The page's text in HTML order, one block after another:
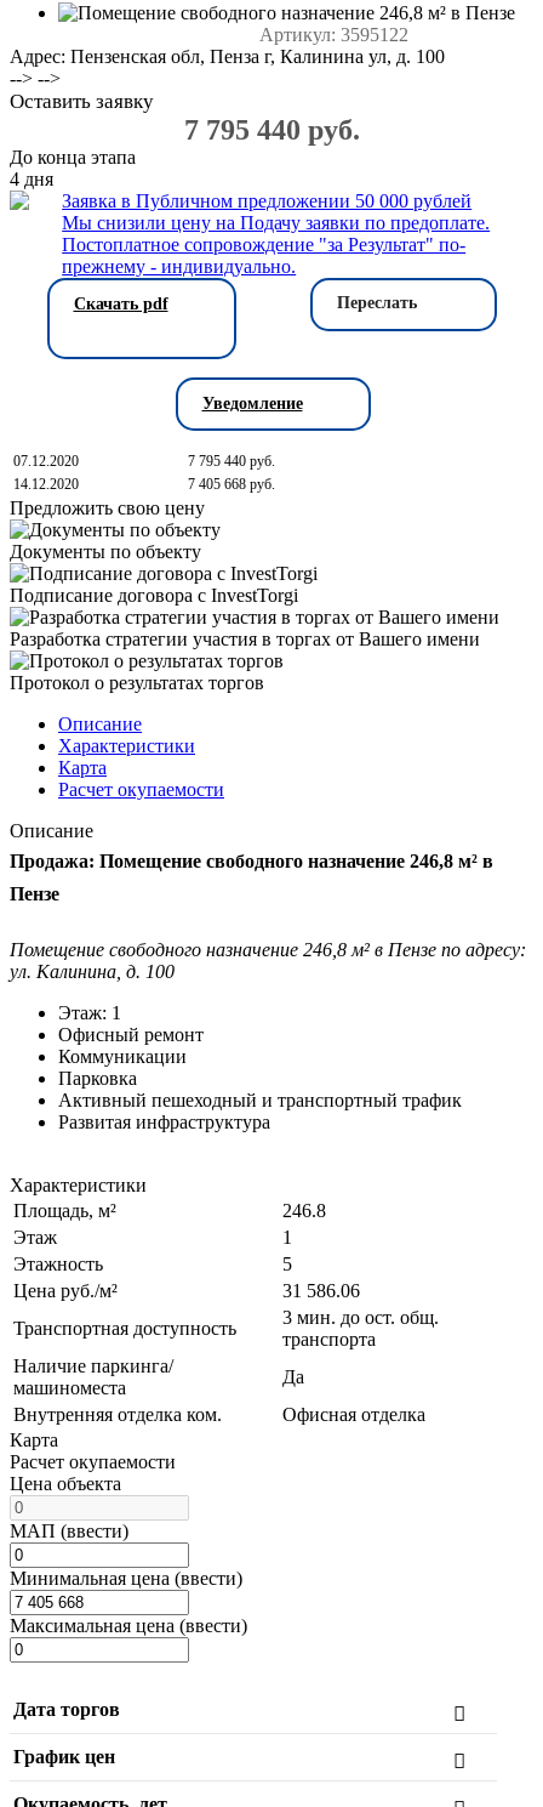
Артикул: 3595122
Адрес: Пензенская обл, Пенза г, Калинина ул, д. 100
7 795 440 руб.
До конца этапа
4 дня
--> -->
Оставить заявку
Заявка в Публичном предложении 50 000 рублей
Мы снизили цену на Подачу заявки по предоплате.
Постоплатное сопровождение "за Результат" по-
прежнему - индивидуально.
Переслать
Скачать pdf
Уведомление
07.12.2020
7 795 440 руб.
14.12.2020
7 405 668 руб.
Предложить свою цену
Документы по объекту
Подписание договора с InvestTorgi
Разработка стратегии участия в торгах от Вашего имени
Протокол о результатах торгов
Описание
Характеристики
Карта
Расчет окупаемости
Описание
Продажа: Помещение свободного назначение 246,8 м² в
Пензе
Помещение свободного назначение 246,8 м² в Пензе по адресу:
ул. Калинина, д. 100
Этаж: 1
Офисный ремонт
Коммуникации
Парковка
Активный пешеходный и транспортный трафик
Развитая инфраструктура
Характеристики
Площадь, м²
246.8
Этаж
1
Этажность
5
Цена руб./м²
31 586.06
Транспортная доступность
3 мин. до ост. общ.
транспорта
Наличие паркинга/
машиноместа
Да
Внутренняя отделка ком.
Офисная отделка
Карта
Расчет окупаемости
Цена объекта
МАП (ввести)
Минимальная цена (ввести)
Максимальная цена (ввести)
Дата торгов
График цен